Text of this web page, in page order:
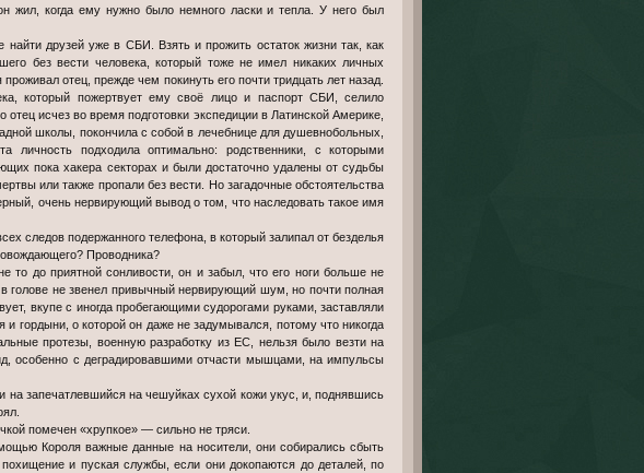
жил, когда ему нужно было немного ласки и тепла. У него был
друзей уже в СБИ. Взять и прожить остаток жизни так, как
без вести человека, который тоже не имел никаких личных
отец, прежде чем покинуть его почти тридцать лет назад.
который пожертвует ему своё лицо и паспорт СБИ, селило
исчез во время подготовки экспедиции в Латинской Америке,
школы, покончила с собой в лечебнице для душевнобольных,
подходила оптимально: родственники, с которыми
пока хакера секторах и были достаточно удалены от судьбы
или также пропали без вести. Но загадочные обстоятельства
очень нервирующий вывод о том, что наследовать такое имя
следов подержанного телефона, в который залипал от безделья
Проводника?
то до приятной сонливости, он и забыл, что его ноги больше не
голове не звенел привычный нервирующий шум, но почти полная
вкупе с иногда пробегающими судорогами руками, заставляли
гордыни, о которой он даже не задумывался, потому что никогда
протезы, военную разработку из ЕС, нельзя было везти на
особенно с деградировавшими отчасти мышцами, на импульсы
запечатлевшийся на чешуйках сухой кожи укус, и, поднявшись
помечен «хрупкое» — сильно не тряси.
Короля важные данные на носители, они собирались сбыть
и пуская службы, если они докопаются до деталей, по